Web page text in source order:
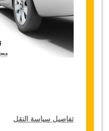
تفاصيل سياسة النقل